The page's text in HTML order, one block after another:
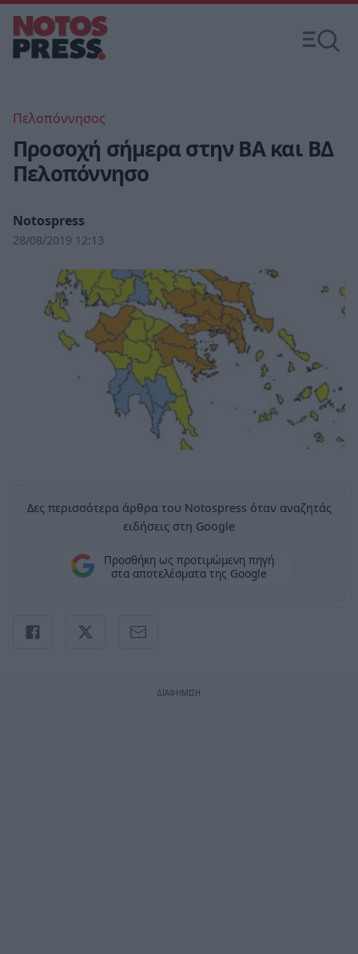
Πελοπόννησος
Προσοχή σήμερα στην ΒΑ και ΒΔ
Πελοπόννησο
Notospress
28/08/2019 12:13
Δες περισσότερα άρθρα του Notospress όταν αναζητάς
ειδήσεις στη Google
Προσθήκη ως προτιμώμενη πηγή
στα αποτελέσματα της Google